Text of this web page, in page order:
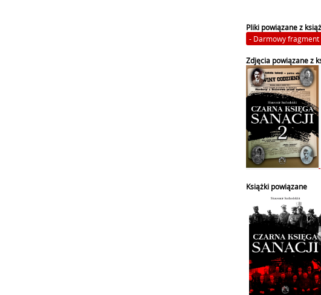
Pliki powiązane z
- Darmowy fragment
Zdjęcia powiązane z
Książki powiązane